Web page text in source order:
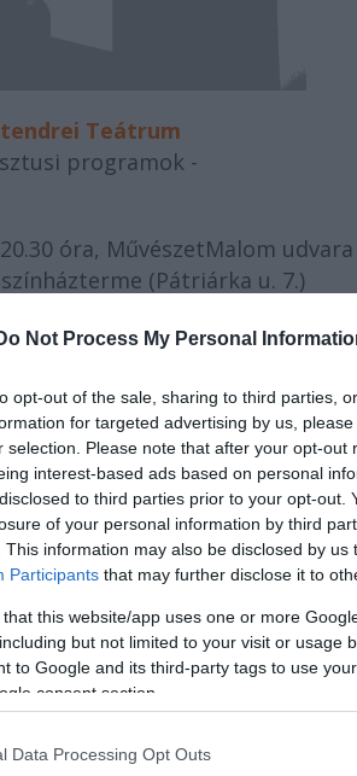
Not Process My Personal
opt-out of the sale, sharing to third parties,
for targeted advertising by us,
selection. Please note that after your opt-out
interest-based ads based on personal
to third parties prior to your opt-out.
of your personal information by third
This information may also be disclosed by us
Participants that may further disclose it to
that this website/app uses one or more
but not limited to your visit or usage
to Google and its third-party tags to use
consent section.
Data Processing Opt Outs
Teátrum
programok -
óra, MűvészetMalom udvara
(Pátriárka u. 7.)
(Modena) előadása
Zanasi- színművész
Barbolini- tenor
Llukaci- hegedű
- zongora
fisarmonica, rendező
2500 Ft
Tagjai fiatal, nemzetközi
Mattioli. A társulat merőben új
történetté fűzött igényes
a társulat egyedi felfogású
díszletezéssel, igényes
humor, mely az eredeti opera